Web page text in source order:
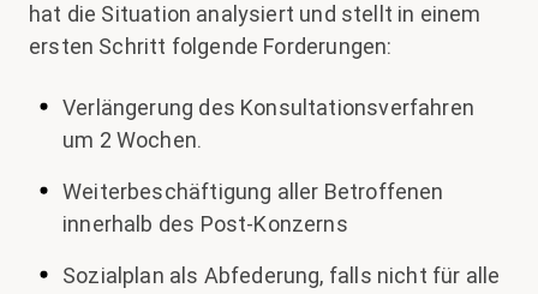
hat die Situation analysiert und stellt in einem
ersten Schritt folgende Forderungen:
Verlängerung des Konsultationsverfahren
um 2 Wochen.
Weiterbeschäftigung aller Betroffenen
innerhalb des Post-Konzerns
Sozialplan als Abfederung, falls nicht für alle